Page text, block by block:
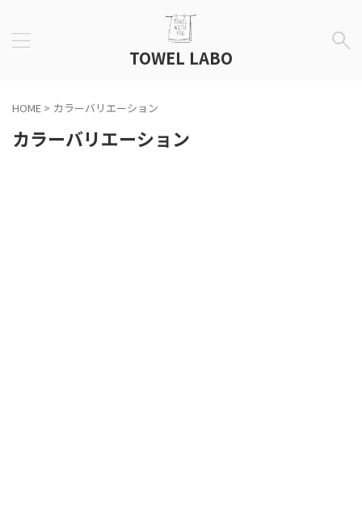
TOWEL LABO
HOME > カラーバリエーション
カラーバリエーション